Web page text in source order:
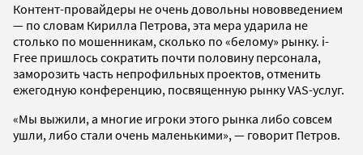
Контент-провайдеры не очень довольны нововведением
— по словам Кирилла Петрова, эта мера ударила не
столько по мошенникам, сколько по «белому» рынку. i-
Free пришлось сократить почти половину персонала,
заморозить часть непрофильных проектов, отменить
ежегодную конференцию, посвященную рынку VAS-услуг.
«Мы выжили, а многие игроки этого рынка либо совсем
ушли, либо стали очень маленькими», — говорит Петров.